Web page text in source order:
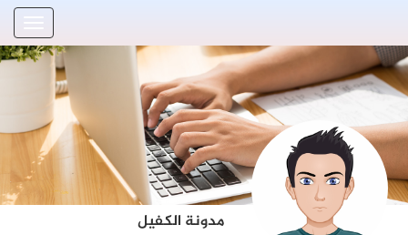
مدونة الكفيل